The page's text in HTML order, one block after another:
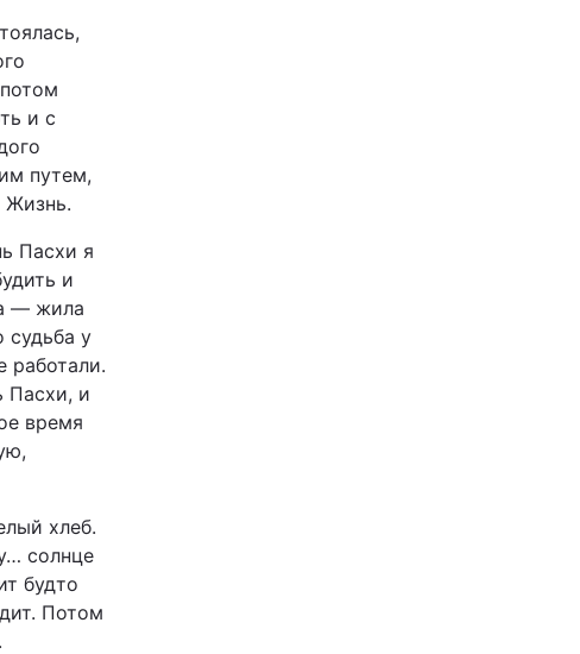
и с
путем,
Жизнь.
Пасхи я
и
— жила
судьба у
работали.
Пасхи, и
время
хлеб.
солнце
будто
Потом